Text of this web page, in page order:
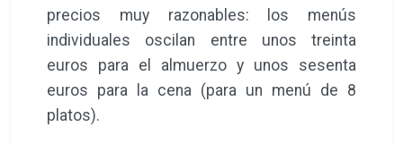
precios muy razonables: los menús
individuales oscilan entre unos treinta
euros para el almuerzo y unos sesenta
euros para la cena (para un menú de 8
platos).